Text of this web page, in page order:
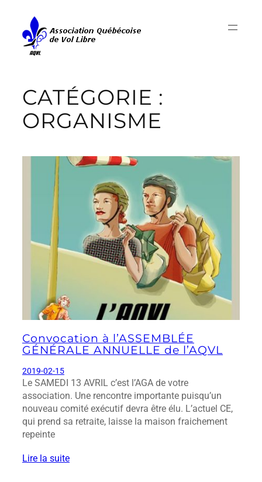
contenu
CATÉGORIE :
ORGANISME
Convocation à l’ASSEMBLÉE
GÉNÉRALE ANNUELLE de l’AQVL
2019-02-15
Le SAMEDI 13 AVRIL c’est l’AGA de votre
association. Une rencontre importante puisqu’un
nouveau comité exécutif devra être élu. L’actuel CE,
qui prend sa retraite, laisse la maison fraichement
repeinte
Lire la suite